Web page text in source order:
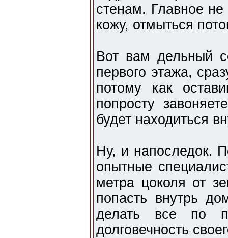
стенам. Главное
кожу, отмыться
Вот вам дельный
первого этажа,
потому как
попросту
будет находиться
Ну, и напоследок.
опытные
метра цоколя от
попасть внутрь
делать все по
долговечность